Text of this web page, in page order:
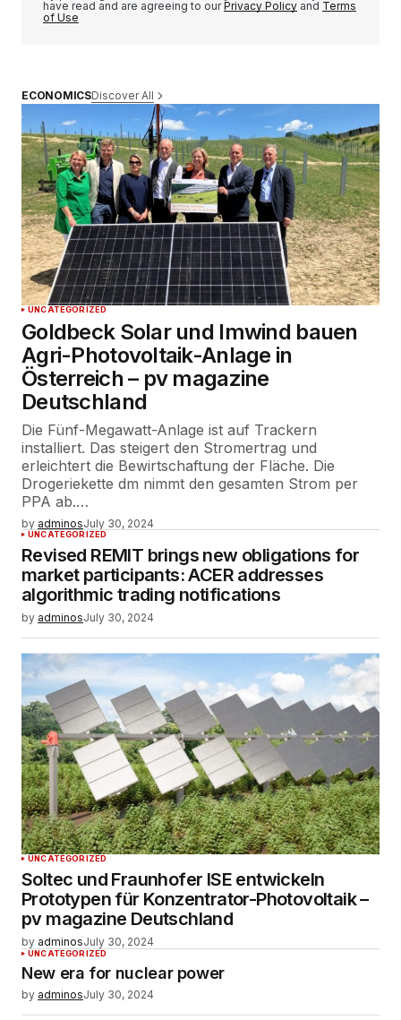
have read and are agreeing to ourPrivacy Policy and Terms
of Use
ECONOMICSDiscover All
UNCATEGORIZED
Goldbeck Solar und Imwind bauen
Agri-Photovoltaik-Anlage in
Österreich – pv magazine
Deutschland
Die Fünf-Megawatt-Anlage ist auf Trackern
installiert. Das steigert den Stromertrag und
erleichtert die Bewirtschaftung der Fläche. Die
Drogeriekette dm nimmt den gesamten Strom per
PPA ab.…
by adminosJuly 30, 2024
UNCATEGORIZED
Revised REMIT brings new obligations for
market participants: ACER addresses
algorithmic trading notifications
by adminosJuly 30, 2024
UNCATEGORIZED
Soltec und Fraunhofer ISE entwickeln
Prototypen für Konzentrator-Photovoltaik –
pv magazine Deutschland
by adminosJuly 30, 2024
UNCATEGORIZED
New era for nuclear power
by adminosJuly 30, 2024